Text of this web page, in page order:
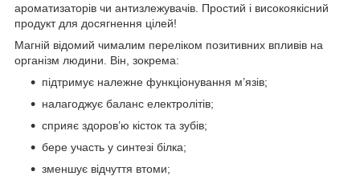
ароматизаторів чи антизлежувачів. Простий і високоякісний
продукт для досягнення цілей!
Магній відомий чималим переліком позитивних впливів на
організм людини. Він, зокрема:
підтримує належне функціонування м’язів;
налагоджує баланс електролітів;
сприяє здоров’ю кісток та зубів;
бере участь у синтезі білка;
зменшує відчуття втоми;